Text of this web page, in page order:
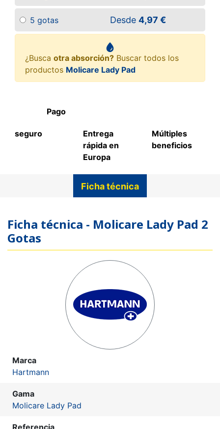
5 gotas Desde 4,97 €
¿Busca otra absorción? Buscar todos los
productos Molicare Lady Pad
Pago
seguro
Entrega
rápida en
Europa
Múltiples
beneficios
Ficha técnica
Ficha técnica - Molicare Lady Pad 2
Gotas
Marca
Hartmann
Gama
Molicare Lady Pad